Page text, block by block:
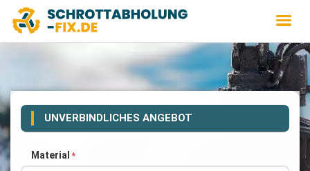
UNVERBINDLICHES ANGEBOT
Material *